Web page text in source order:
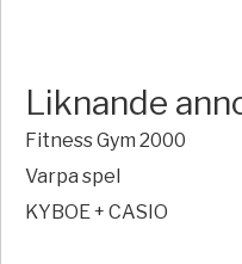
Liknande
Fitness Gym 2000
Varpa spel
KYBOE + CASIO